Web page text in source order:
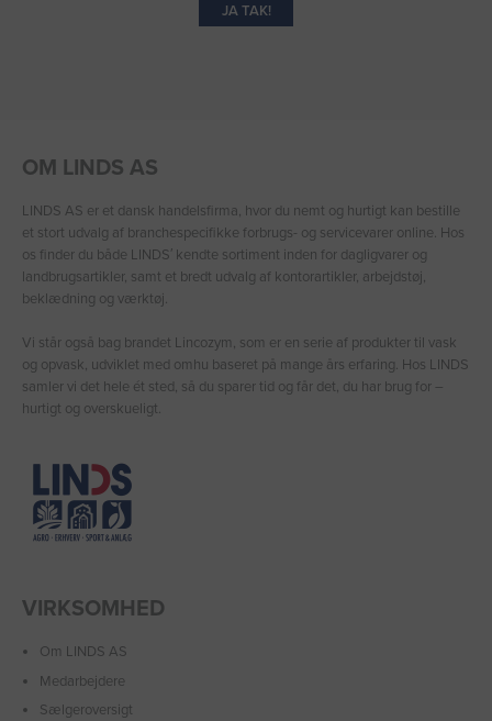
JA TAK!
OM LINDS AS
LINDS AS er et dansk handelsfirma, hvor du nemt og hurtigt kan bestille
et stort udvalg af branchespecifikke forbrugs- og servicevarer online. Hos
os finder du både LINDS′ kendte sortiment inden for dagligvarer og
landbrugsartikler, samt et bredt udvalg af kontorartikler, arbejdstøj,
beklædning og værktøj.
Vi står også bag brandet Lincozym, som er en serie af produkter til vask
og opvask, udviklet med omhu baseret på mange års erfaring. Hos LINDS
samler vi det hele ét sted, så du sparer tid og får det, du har brug for –
hurtigt og overskueligt.
VIRKSOMHED
Om LINDS AS
Medarbejdere
Sælgeroversigt